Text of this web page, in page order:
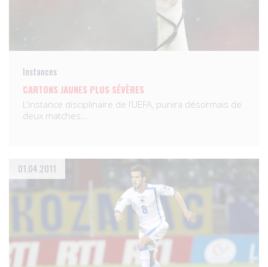
Instances
CARTONS JAUNES PLUS SÉVÈRES
L’instance disciplinaire de l’UEFA, punira désormais de
deux matches…
01.04.2011